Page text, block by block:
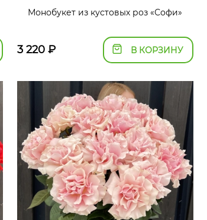
Монобукет из кустовых роз «Софи»
3 220₽ В КОРЗИНУ